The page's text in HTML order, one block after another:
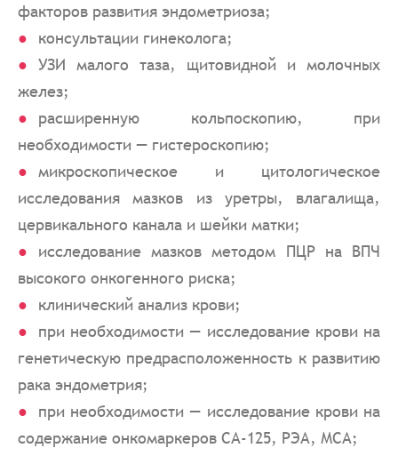
факторов развития эндометриоза;
консультации гинеколога;
УЗИ малого таза, щитовидной и молочных
желез;
расширенную кольпоскопию, при
необходимости — гистероскопию;
микроскопическое и цитологическое
исследования мазков из уретры, влагалища,
цервикального канала и шейки матки;
исследование мазков методом ПЦР на ВПЧ
высокого онкогенного риска;
клинический анализ крови;
при необходимости — исследование крови на
генетическую предрасположенность к развитию
рака эндометрия;
при необходимости — исследование крови на
содержание онкомаркеров СА-125, РЭА, МСА;